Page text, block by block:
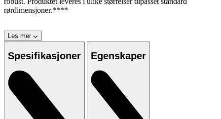
rørdimensjoner.****
Les mer
Spesifikasjoner Egenskaper